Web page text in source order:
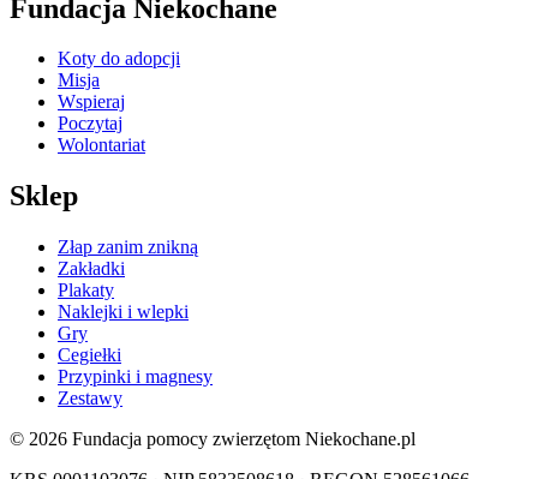
Fundacja Niekochane
Koty do adopcji
Misja
Wspieraj
Poczytaj
Wolontariat
Sklep
Złap zanim znikną
Zakładki
Plakaty
Naklejki i wlepki
Gry
Cegiełki
Przypinki i magnesy
Zestawy
© 2026 Fundacja pomocy zwierzętom Niekochane.pl